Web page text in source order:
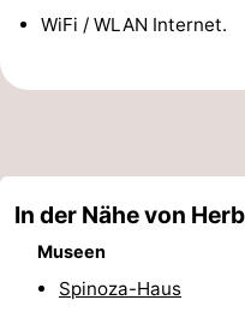
Indoor-
-
&
Natur
WiFi / WLAN Internet.
In der Nähe von
Museen
Spinoza-Haus